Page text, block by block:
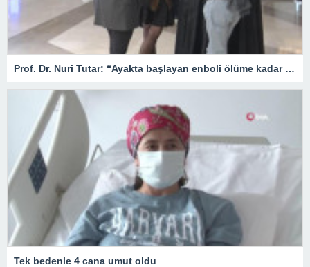
Prof. Dr. Nuri Tutar: “Ayakta başlayan enboli ölüme kadar götürebilir”
Tek bedenle 4 cana umut oldu